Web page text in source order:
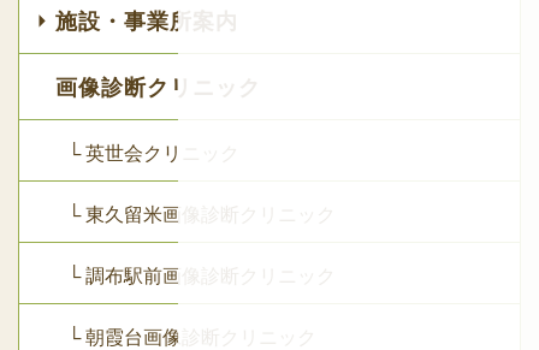
施設・事業所案内
画像診断クリニック
└ 英世会クリニック
└ 東久留米画像診断クリニック
└ 調布駅前画像診断クリニック
└ 朝霞台画像診断クリニック